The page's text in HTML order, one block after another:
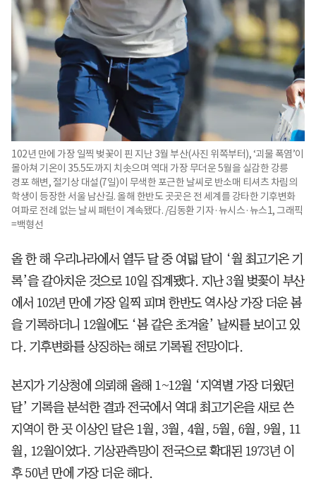
102년 만에 가장 일찍 벚꽃이 핀 지난 3월 부산(사진 위쪽부터), ‘괴물 폭염’이
몰아쳐 기온이 35.5도까지 치솟으며 역대 가장 무더운 5월을 실감한 강릉
경포 해변, 절기상 대설(7일)이 무색한 포근한 날씨로 반소매 티셔츠 차림의
학생이 등장한 서울 남산길. 올해 한반도 곳곳은 전 세계를 강타한 기후변화
여파로 전례 없는 날씨 패턴이 계속됐다. /김동환 기자·뉴시스·뉴스1, 그래픽
=백형선
올 한 해 우리나라에서 열두 달 중 여덟 달이 ‘월 최고기온 기
록’을 갈아치운 것으로 10일 집계됐다. 지난 3월 벚꽃이 부산
에서 102년 만에 가장 일찍 피며 한반도 역사상 가장 더운 봄
을 기록하더니 12월에도 ‘봄 같은 초겨울’ 날씨를 보이고 있
다. 기후변화를 상징하는 해로 기록될 전망이다.
본지가 기상청에 의뢰해 올해 1~12월 ‘지역별 가장 더웠던
달’ 기록을 분석한 결과 전국에서 역대 최고기온을 새로 쓴
지역이 한 곳 이상인 달은 1월, 3월, 4월, 5월, 6월, 9월, 11
월, 12월이었다. 기상관측망이 전국으로 확대된 1973년 이
후 50년 만에 가장 더운 해다.